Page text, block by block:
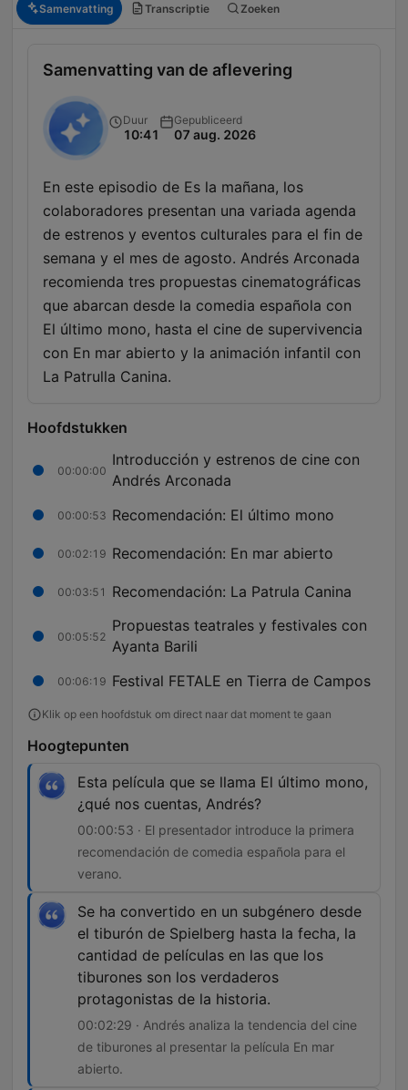
Samenvatting Transcriptie Zoeken
Samenvatting van de aflevering
Duur
10:41
Gepubliceerd
07 aug. 2026
En este episodio de Es la mañana, los
colaboradores presentan una variada agenda
de estrenos y eventos culturales para el fin de
semana y el mes de agosto. Andrés Arconada
recomienda tres propuestas cinematográficas
que abarcan desde la comedia española con
El último mono, hasta el cine de supervivencia
con En mar abierto y la animación infantil con
La Patrulla Canina.
Hoofdstukken
00:00:00
Introducción y estrenos de cine con
Andrés Arconada
00:00:53 Recomendación: El último mono
00:02:19 Recomendación: En mar abierto
00:03:51 Recomendación: La Patrula Canina
00:05:52
Propuestas teatrales y festivales con
Ayanta Barili
00:06:19 Festival FETALE en Tierra de Campos
Klik op een hoofdstuk om direct naar dat moment te gaan
Hoogtepunten
Esta película que se llama El último mono,
¿qué nos cuentas, Andrés?
00:00:53 · El presentador introduce la primera
recomendación de comedia española para el
verano.
Se ha convertido en un subgénero desde
el tiburón de Spielberg hasta la fecha, la
cantidad de películas en las que los
tiburones son los verdaderos
protagonistas de la historia.
00:02:29 · Andrés analiza la tendencia del cine
de tiburones al presentar la película En mar
abierto.